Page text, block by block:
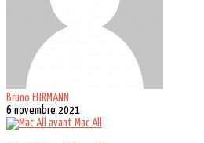
Bruno EHRMANN
6 novembre 2021